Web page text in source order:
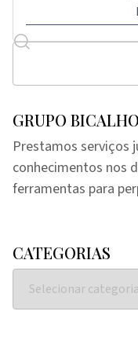
GRUPO BICALHO
Prestamos serviços
conhecimentos nos
ferramentas para
CATEGORIAS